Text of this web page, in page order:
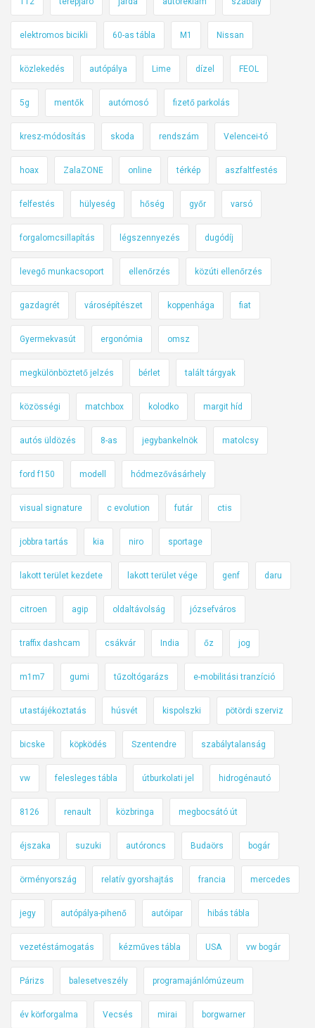
elektromos bicikli 60-as tábla M1 Nissan
közlekedés autópálya Lime dízel FEOL
5g mentők autómosó fizető parkolás
kresz-módosítás skoda rendszám Velencei-tó
hoax ZalaZONE online térkép aszfaltfestés
felfestés hülyeség hőség győr varsó
forgalomcsillapítás légszennyezés dugódíj
levegő munkacsoport ellenőrzés közúti ellenőrzés
gazdagrét városépítészet koppenhága fiat
Gyermekvasút ergonómia omsz
megkülönböztető jelzés bérlet talált tárgyak
közösségi matchbox kolodko margit híd
autós üldözés 8-as jegybankelnök matolcsy
ford f150 modell hódmezővásárhely
visual signature c evolution futár ctis
jobbra tartás kia niro sportage
lakott terület kezdete lakott terület vége genf daru
citroen agip oldaltávolság józsefváros
traffix dashcam csákvár India őz jog
m1m7 gumi tűzoltógarázs e-mobilitási tranzíció
utastájékoztatás húsvét kispolszki pötördi szerviz
bicske köpködés Szentendre szabálytalanság
vw felesleges tábla útburkolati jel hidrogénautó
8126 renault közbringa megbocsátó út
éjszaka suzuki autóroncs Budaörs bogár
örményország relatív gyorshajtás francia mercedes
jegy autópálya-pihenő autóipar hibás tábla
vezetéstámogatás kézműves tábla USA vw bogár
Párizs balesetveszély programajánlómúzeum
év körforgalma Vecsés mirai borgwarner